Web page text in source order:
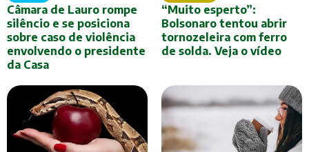
Câmara de Lauro rompe
silêncio e se posiciona
sobre caso de violência
envolvendo o presidente
da Casa
“Muito esperto”:
Bolsonaro tentou abrir
tornozeleira com ferro
de solda. Veja o vídeo